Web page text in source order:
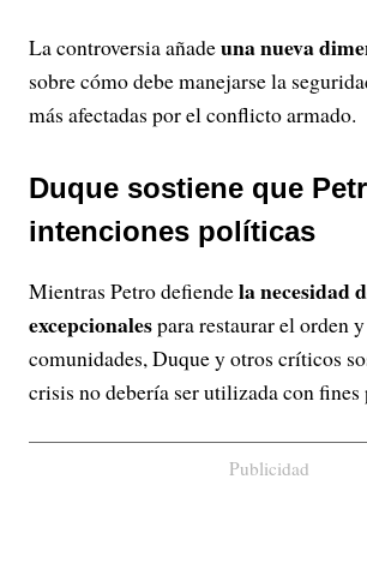
La controversia añadeuna nueva
sobre cómo debe manejarse la
más afectadas por el conflicto armado.
Duque sostiene que
intenciones políticas
Mientras Petro defiendela necesidad
excepcionalespara restaurar el orden
comunidades, Duque y otros críticos
crisis no debería ser utilizada con
Publicidad